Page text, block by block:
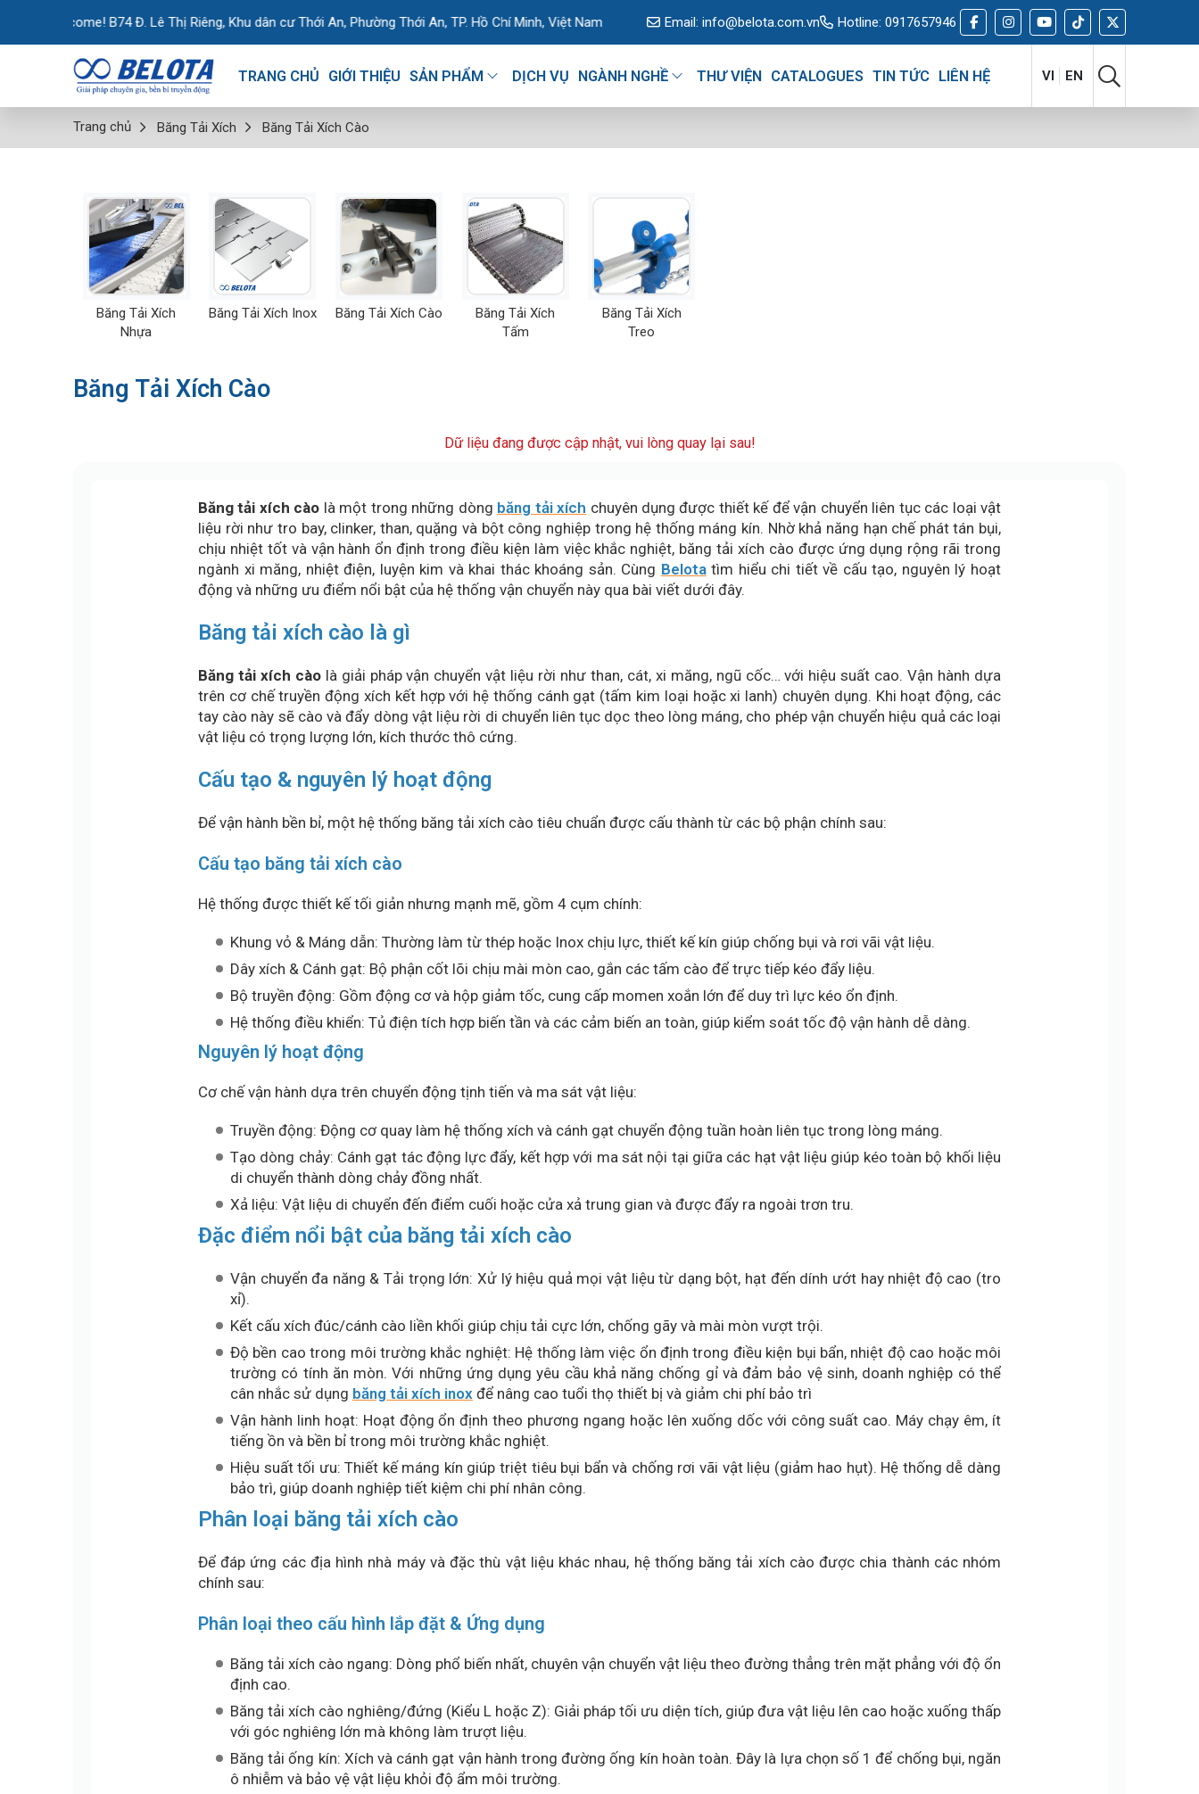
Welcome! B74 Đ. Lê Thị Riêng, Khu dân cư Thới An, Phường Thới An, TP. Hồ Chí Minh, Việt Nam Email: info@belota.com.vn Hotline: 0917657946
TRANG CHỦ GIỚI THIỆU SẢN PHẨM DỊCH VỤ NGÀNH NGHỀ THƯ VIỆN CATALOGUES TIN TỨC LIÊN HỆ VI EN
Trang chủ Băng Tải Xích Băng Tải Xích Cào
Băng Tải Xích
Nhựa
Băng Tải Xích Inox Băng Tải Xích Cào
Băng Tải Xích
Tấm
Băng Tải Xích
Treo
Băng Tải Xích Cào
Dữ liệu đang được cập nhật, vui lòng quay lại sau!
Băng tải xích cào là một trong những dòng băng tải xích chuyên dụng được thiết kế để vận chuyển liên tục các loại vật
liệu rời như tro bay, clinker, than, quặng và bột công nghiệp trong hệ thống máng kín. Nhờ khả năng hạn chế phát tán bụi,
chịu nhiệt tốt và vận hành ổn định trong điều kiện làm việc khắc nghiệt, băng tải xích cào được ứng dụng rộng rãi trong
ngành xi măng, nhiệt điện, luyện kim và khai thác khoáng sản. Cùng Belotatìm hiểu chi tiết về cấu tạo, nguyên lý hoạt
động và những ưu điểm nổi bật của hệ thống vận chuyển này qua bài viết dưới đây.
Băng tải xích cào là gì
Băng tải xích càolà giải pháp vận chuyển vật liệu rời như than, cát, xi măng, ngũ cốc… với hiệu suất cao. Vận hành dựa
trên cơ chế truyền động xích kết hợp với hệ thống cánh gạt (tấm kim loại hoặc xi lanh) chuyên dụng. Khi hoạt động, các
tay cào này sẽ cào và đẩy dòng vật liệu rời di chuyển liên tục dọc theo lòng máng, cho phép vận chuyển hiệu quả các loại
vật liệu có trọng lượng lớn, kích thước thô cứng.
Cấu tạo & nguyên lý hoạt động
Để vận hành bền bỉ, một hệ thống băng tải xích cào tiêu chuẩn được cấu thành từ các bộ phận chính sau:
Cấu tạo băng tải xích cào
Hệ thống được thiết kế tối giản nhưng mạnh mẽ, gồm 4 cụm chính:
Khung vỏ & Máng dẫn: Thường làm từ thép hoặc Inox chịu lực, thiết kế kín giúp chống bụi và rơi vãi vật liệu.
Dây xích & Cánh gạt: Bộ phận cốt lõi chịu mài mòn cao, gắn các tấm cào để trực tiếp kéo đẩy liệu.
Bộ truyền động: Gồm động cơ và hộp giảm tốc, cung cấp momen xoắn lớn để duy trì lực kéo ổn định.
Hệ thống điều khiển: Tủ điện tích hợp biến tần và các cảm biến an toàn, giúp kiểm soát tốc độ vận hành dễ dàng.
Nguyên lý hoạt động
Cơ chế vận hành dựa trên chuyển động tịnh tiến và ma sát vật liệu:
Truyền động: Động cơ quay làm hệ thống xích và cánh gạt chuyển động tuần hoàn liên tục trong lòng máng.
Tạo dòng chảy: Cánh gạt tác động lực đẩy, kết hợp với ma sát nội tại giữa các hạt vật liệu giúp kéo toàn bộ khối liệu
di chuyển thành dòng chảy đồng nhất.
Xả liệu: Vật liệu di chuyển đến điểm cuối hoặc cửa xả trung gian và được đẩy ra ngoài trơn tru.
Đặc điểm nổi bật của băng tải xích cào
Vận chuyển đa năng & Tải trọng lớn: Xử lý hiệu quả mọi vật liệu từ dạng bột, hạt đến dính ướt hay nhiệt độ cao (tro
xỉ).
Kết cấu xích đúc/cánh cào liền khối giúp chịu tải cực lớn, chống gãy và mài mòn vượt trội.
Độ bền cao trong môi trường khắc nghiệt: Hệ thống làm việc ổn định trong điều kiện bụi bẩn, nhiệt độ cao hoặc môi
trường có tính ăn mòn. Với những ứng dụng yêu cầu khả năng chống gỉ và đảm bảo vệ sinh, doanh nghiệp có thể
cân nhắc sử dụng băng tải xích inox để nâng cao tuổi thọ thiết bị và giảm chi phí bảo trì
Vận hành linh hoạt: Hoạt động ổn định theo phương ngang hoặc lên xuống dốc với công suất cao. Máy chạy êm, ít
tiếng ồn và bền bỉ trong môi trường khắc nghiệt.
Hiệu suất tối ưu: Thiết kế máng kín giúp triệt tiêu bụi bẩn và chống rơi vãi vật liệu (giảm hao hụt). Hệ thống dễ dàng
bảo trì, giúp doanh nghiệp tiết kiệm chi phí nhân công.
Phân loại băng tải xích cào
Để đáp ứng các địa hình nhà máy và đặc thù vật liệu khác nhau, hệ thống băng tải xích cào được chia thành các nhóm
chính sau:
Phân loại theo cấu hình lắp đặt & Ứng dụng
Băng tải xích cào ngang: Dòng phổ biến nhất, chuyên vận chuyển vật liệu theo đường thẳng trên mặt phẳng với độ ổn
định cao.
Băng tải xích cào nghiêng/đứng (Kiểu L hoặc Z): Giải pháp tối ưu diện tích, giúp đưa vật liệu lên cao hoặc xuống thấp
với góc nghiêng lớn mà không làm trượt liệu.
Băng tải ống kín: Xích và cánh gạt vận hành trong đường ống kín hoàn toàn. Đây là lựa chọn số 1 để chống bụi, ngăn
ô nhiễm và bảo vệ vật liệu khỏi độ ẩm môi trường.